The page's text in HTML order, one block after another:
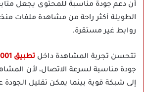
أن دعم جودة مناسبة للمحتوى يجعل
الطويلة أكثر راحة من مشاهدة ملفات
روابط غير مستقرة.
تتحسن تجربة المشاهدة داخل تطبيق 1001 TV Sport
جودة مناسبة لسرعة الاتصال، لأن
إلى شبكة قوية بينما يمكن تقليل الجودة